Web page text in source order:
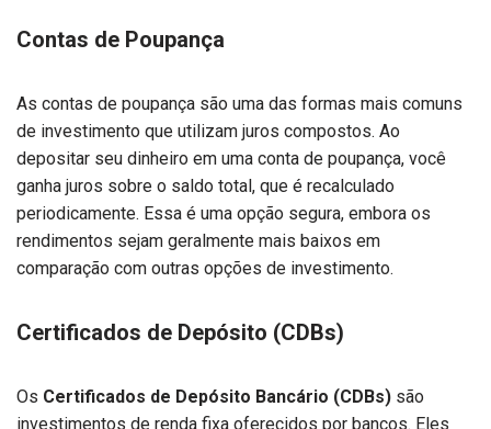
Contas de Poupança
As contas de poupança são uma das formas mais comuns
de investimento que utilizam juros compostos. Ao
depositar seu dinheiro em uma conta de poupança, você
ganha juros sobre o saldo total, que é recalculado
periodicamente. Essa é uma opção segura, embora os
rendimentos sejam geralmente mais baixos em
comparação com outras opções de investimento.
Certificados de Depósito (CDBs)
Os Certificados de Depósito Bancário (CDBs) são
investimentos de renda fixa oferecidos por bancos. Eles